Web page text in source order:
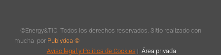
©Energy&TIC. Todos los derechos reservados. Sitio realizado con
mucha por Publydea ©
Aviso legal y Política de Cookies | Área privada